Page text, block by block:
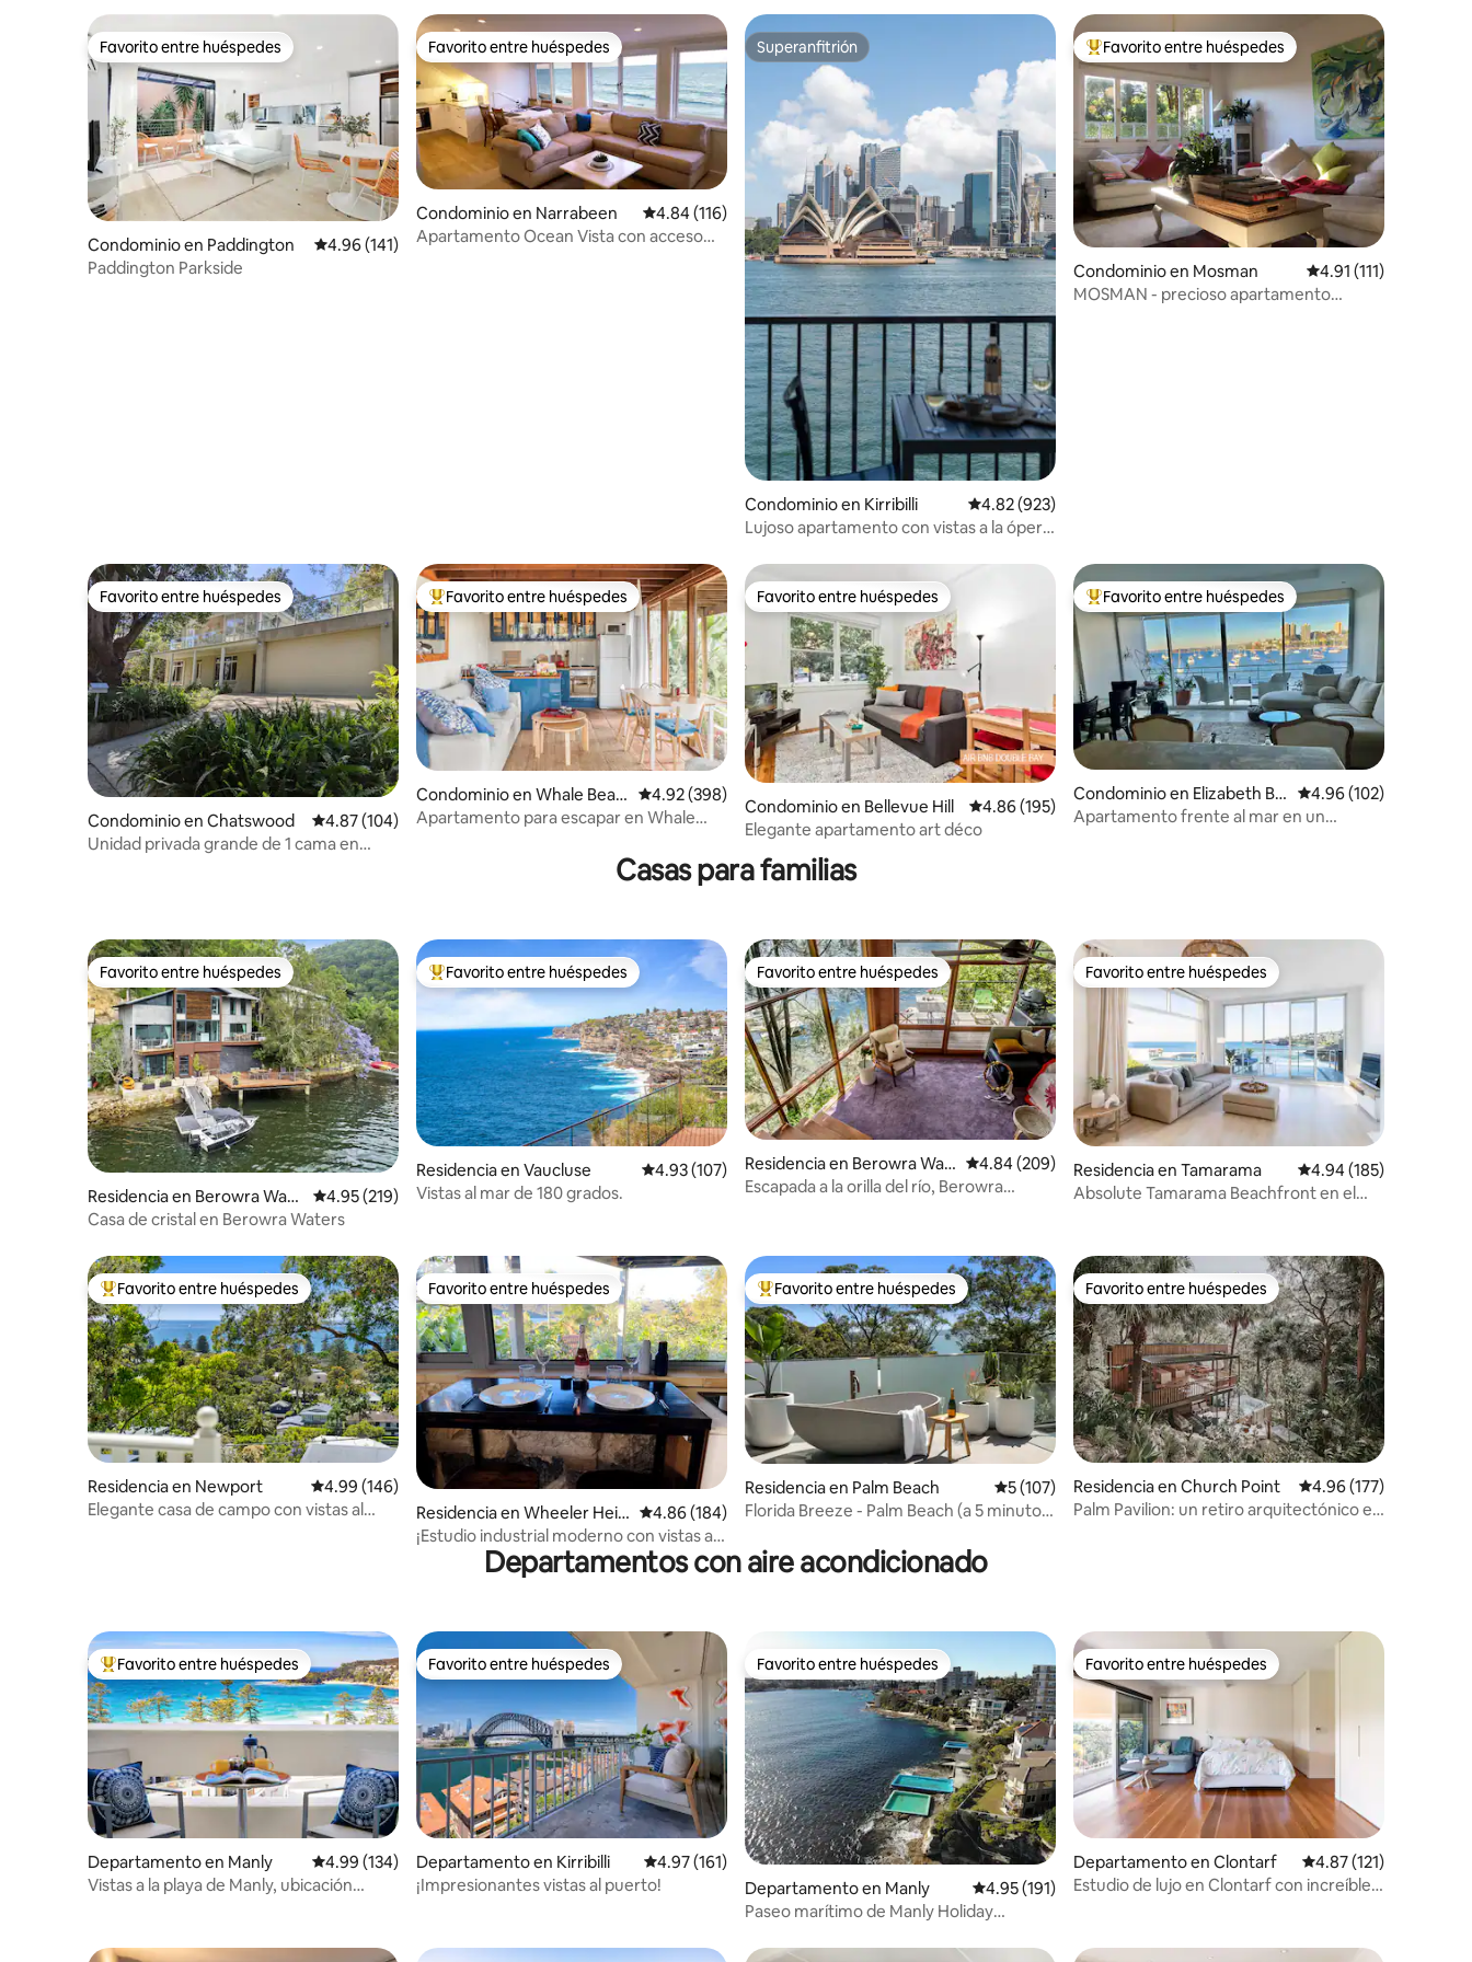
Favorito entre huéspedes
Favorito entre huéspedes
Condominio en Paddington Calificación promedio: 4.96 de 5; 141 evaluaciones
4.96 (141)
Paddington Parkside
Favorito entre huéspedes
Favorito entre huéspedes
Condominio en Narrabeen Calificación promedio: 4.84 de 5; 116 evaluaciones
4.84 (116)
Apartamento Ocean Vista con acceso
Superanfitrión
Superanfitrión
Condominio en Kirribilli Calificación promedio: 4.82 de 5; 923 evaluaciones
4.82 (923)
Lujoso apartamento con vistas a la ópera
De los mejores en Favorito entre huéspedes
Favorito entre huéspedes
Condominio en Mosman Calificación
4.91 (111)
MOSMAN - precioso apartamento
Favorito entre huéspedes
Favorito entre huéspedes
Condominio en Chatswood Calificación promedio: 4.87 de 5; 104 evaluaciones
4.87 (104)
Unidad privada grande de 1 cama en
De los mejores en Favorito entre huéspedes
Favorito entre huéspedes
Condominio en Whale Beac
h
Calificación promedio: 4.92 de 5; 398 evaluaciones
4.92 (398)
Apartamento para escapar en Whale
Favorito entre huéspedes
Favorito entre huéspedes
Condominio en Bellevue Hill Calificación promedio: 4.86 de 5; 195 evaluaciones
4.86 (195)
Elegante apartamento art déco
De los mejores en Favorito entre huéspedes
Favorito entre huéspedes
Condominio en Elizabeth Ba
y
Calificación promedio:
4.96 (102)
Apartamento frente al mar en un
Casas para familias
Favorito entre huéspedes
Favorito entre huéspedes
Residencia en Berowra Wate
rs
Calificación promedio: 4.95 de 5; 219 evaluaciones
4.95 (219)
Casa de cristal en Berowra Waters
De los mejores en Favorito entre huéspedes
Favorito entre huéspedes
Residencia en Vaucluse Calificación promedio: 4.93 de 5; 107 evaluaciones
4.93 (107)
Vistas al mar de 180 grados.
Favorito entre huéspedes
Favorito entre huéspedes
Residencia en Berowra Wat
ers
Calificación promedio: 4.84 de 5; 209 evaluaciones
4.84 (209)
Escapada a la orilla del río, Berowra
Favorito entre huéspedes
Favorito entre huéspedes
Residencia en Tamarama Calificación promedio:
4.94 (185)
Absolute Tamarama Beachfront en el
De los mejores en Favorito entre huéspedes
Favorito entre huéspedes
Residencia en Newport Calificación promedio: 4.99 de 5; 146 evaluaciones
4.99 (146)
Elegante casa de campo con vistas al
Favorito entre huéspedes
Favorito entre huéspedes
Residencia en Wheeler Heig
hts
Calificación promedio: 4.86 de 5; 184 evaluaciones
4.86 (184)
¡Estudio industrial moderno con vistas al
lago y a la maleza!
De los mejores en Favorito entre huéspedes
Favorito entre huéspedes
Residencia en Palm Beach Calificación promedio: 5 de 5; 107 evaluaciones
5 (107)
Florida Breeze - Palm Beach (a 5 minutos
Favorito entre huéspedes
Favorito entre huéspedes
Residencia en Church Point Calificación promedio:
4.96 (177)
Palm Pavilion: un retiro arquitectónico en
Departamentos con aire acondicionado
De los mejores en Favorito entre huéspedes
Favorito entre huéspedes
Departamento en Manly Calificación promedio: 4.99 de 5; 134 evaluaciones
4.99 (134)
Vistas a la playa de Manly, ubicación
Favorito entre huéspedes
Favorito entre huéspedes
Departamento en Kirribilli Calificación promedio: 4.97 de 5; 161 evaluaciones
4.97 (161)
¡Impresionantes vistas al puerto!
Favorito entre huéspedes
Favorito entre huéspedes
Departamento en Manly Calificación promedio: 4.95 de 5; 191 evaluaciones
4.95 (191)
Paseo marítimo de Manly Holiday
Favorito entre huéspedes
Favorito entre huéspedes
Departamento en Clontarf Calificación promedio:
4.87 (121)
Estudio de lujo en Clontarf con increíbles